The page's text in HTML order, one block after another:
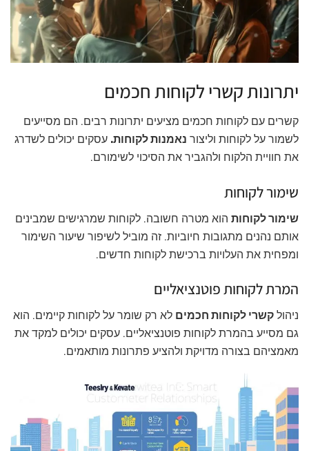
יתרונות קשרי לקוחות חכמים
קשרים עם לקוחות חכמים מציעים יתרונות רבים. הם מסייעים
לשמור על לקוחות וליצור נאמנות לקוחות. עסקים יכולים לשדרג
את חוויית הלקוח ולהגביר את הסיכוי לשימורם.
שימור לקוחות
שימור לקוחות הוא מטרה חשובה. לקוחות שמרגישים שמבינים
אותם נהנים מתגובות חיוביות. זה מוביל לשיפור שיעור השימור
ומפחית את העלויות ברכישת לקוחות חדשים.
המרת לקוחות פוטנציאליים
ניהולקשרי לקוחות חכמים לא רק שומר על לקוחות קיימים. הוא
גם מסייע בהמרת לקוחות פוטנציאליים. עסקים יכולים למקד את
מאמציהם בצורה מדויקת ולהציע פתרונות מותאמים.